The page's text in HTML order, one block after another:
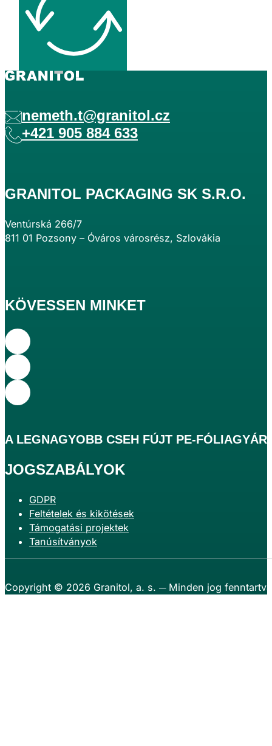
A LEGNAGYOBB CSEH FÚJT PE-
GRANITOL PACKAGING SK S.R.O.
Ventúrská 266/7
811 01 Pozsony – Óváros városrész, Szlovákia
nemeth.t@granitol.cz
+421 905 884 633
KÖVESSEN MINKET
JOGSZABÁLYOK
GDPR
Feltételek és kikötések
Támogatási projektek
Tanúsítványok
Copyright © 2026 Granitol, a. s. ─ Minden jog